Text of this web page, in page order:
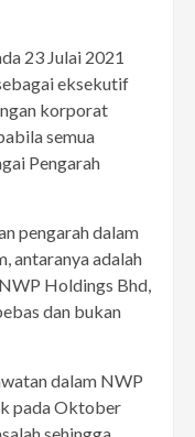
23 Julai 2021
eksekutif
korporat
semua
Pengarah
pengarah dalam
antaranya adalah
Holdings Bhd,
dan bukan
dalam NWP
pada Oktober